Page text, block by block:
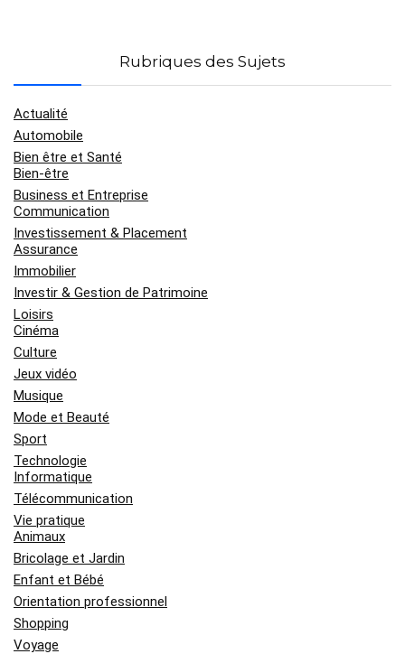
Rubriques des Sujets
Actualité
Automobile
Bien être et Santé
Bien-être
Business et Entreprise
Communication
Investissement & Placement
Assurance
Immobilier
Investir & Gestion de Patrimoine
Loisirs
Cinéma
Culture
Jeux vidéo
Musique
Mode et Beauté
Sport
Technologie
Informatique
Télécommunication
Vie pratique
Animaux
Bricolage et Jardin
Enfant et Bébé
Orientation professionnel
Shopping
Voyage